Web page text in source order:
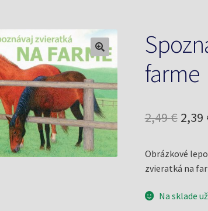
farme
2,49€
bola:
2,39
Obrázkové
zvieratká na
Na sklade